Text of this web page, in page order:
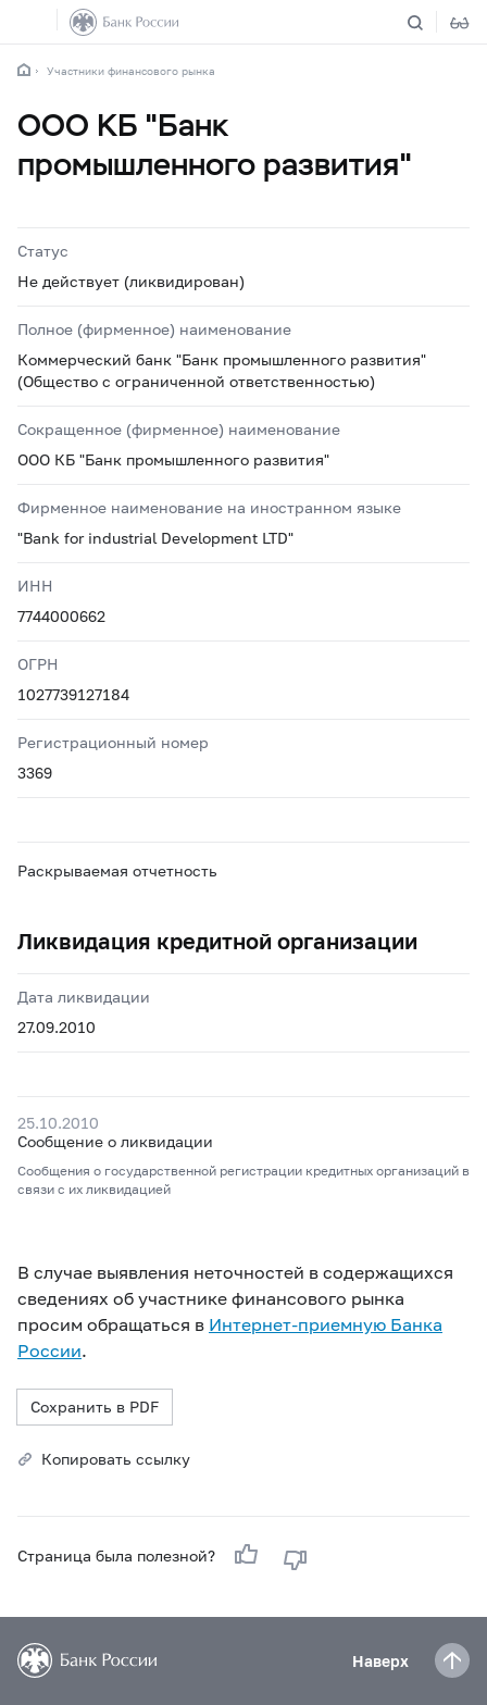
Участники финансового рынка
ООО КБ "Банк
промышленного развития"
Статус
Не действует (ликвидирован)
Полное (фирменное) наименование
Коммерческий банк "Банк промышленного развития"
(Общество с ограниченной ответственностью)
Сокращенное (фирменное) наименование
ООО КБ "Банк промышленного развития"
Фирменное наименование на иностранном языке
"Bank for industrial Development LTD"
ИНН
7744000662
ОГРН
1027739127184
Регистрационный номер
3369
Раскрываемая отчетность
Ликвидация кредитной организации
Дата ликвидации
27.09.2010
25.10.2010
Сообщение о ликвидации
Сообщения о государственной регистрации кредитных организаций в
связи с их ликвидацией
В случае выявления неточностей в содержащихся
сведениях об участнике финансового рынка
просим обращаться в Интернет-приемную Банка
России.
Сохранить в PDF
Копировать ссылку
Страница была полезной?
Наверх